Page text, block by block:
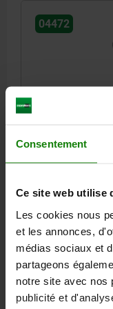
Consentement
Ce site web utilise
Les cookies nous
et les annonces,
médias sociaux et
partageons
notre site avec nos
publicité et
04472
CRAMPON
LEVIER DE
TRAITEMENT
LARGEUR=70
FORME=C
DIAMÈTRE DE
H2=9
H3=5 H4=7
L2=22
Référence:04472-